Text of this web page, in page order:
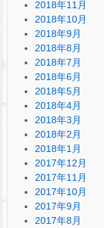
2018年11月
2018年10月
2018年9月
2018年8月
2018年7月
2018年6月
2018年5月
2018年4月
2018年3月
2018年2月
2018年1月
2017年12月
2017年11月
2017年10月
2017年9月
2017年8月